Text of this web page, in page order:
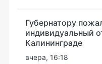
Губернатору
индивидуальный
Калининграде
вчера, 16:18